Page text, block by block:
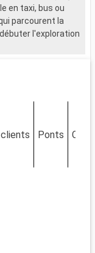
en taxi, bus ou
parcourent la
l'exploration
de sable et ses
de
Bonnet House se
ses jardins
les activités
balades en
Ponts